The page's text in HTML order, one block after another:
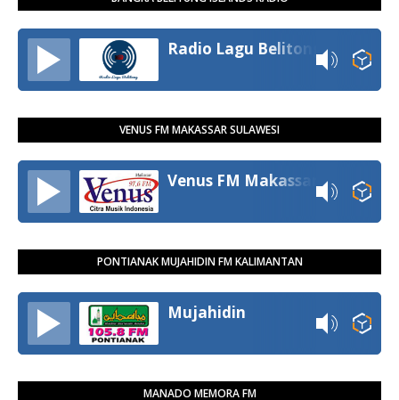
Radio Lagu Belitong
VENUS FM MAKASSAR SULAWESI
Venus FM Makassar
PONTIANAK MUJAHIDIN FM KALIMANTAN
Mujahidin
MANADO MEMORA FM